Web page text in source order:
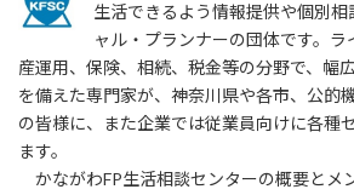
生活できるよう情報提供や個別
ャル・プランナーの団体です。
産運用、保険、相続、税金等の分野で、幅
を備えた専門家が、神奈川県や各市、公的
の皆様に、また企業では従業員向けに各種
ます。
かながわFP生活相談センターの概要とメ